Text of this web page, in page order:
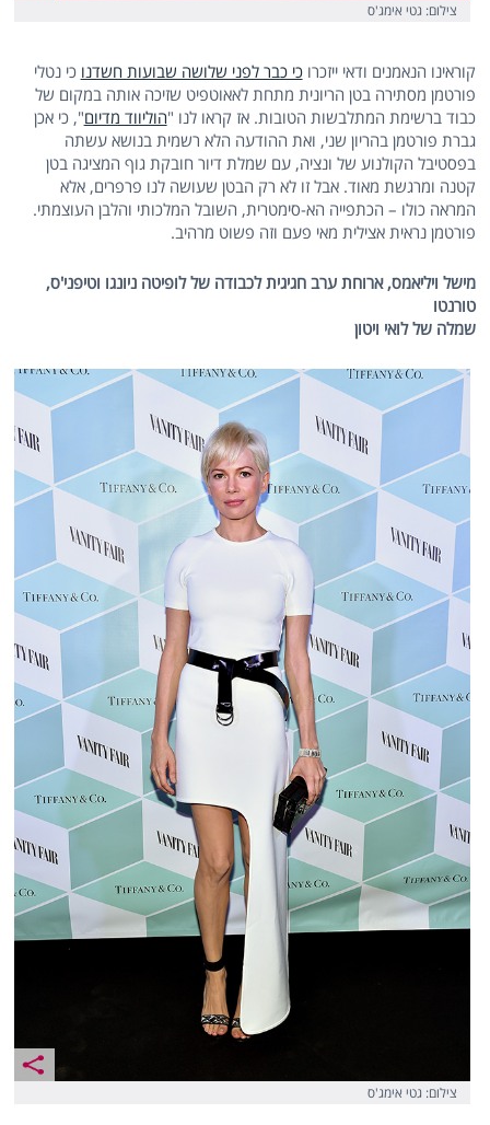
צילום: גטי אימג'ס
קוראינו הנאמנים ודאי ייזכרוכי כבר לפני שלושה שבועות חשדנו כי נטלי
פורטמן מסתירה בטן הריונית מתחת לאאוטפיט שזיכה אותה במקום של
כבוד ברשימת המתלבשות הטובות. אז קראו לנו "הוליווד מדיום", כי אכן
גברת פורטמן בהריון שני, ואת ההודעה הלא רשמית בנושא עשתה
בפסטיבל הקולנוע של ונציה, עם שמלת דיור חובקת גוף המציגה בטן
קטנה ומרגשת מאוד. אבל זו לא רק הבטן שעושה לנו פרפרים, אלא
המראה כולו – הכתפייה הא-סימטרית, השובל המלכותי והלבן העוצמתי.
פורטמן נראית אצילית מאי פעם וזה פשוט מרהיב.
מישל ויליאמס, ארוחת ערב חגיגית לכבודה של לופיטה ניונגו וטיפני'ס,
טורנטו
שמלה של לואי ויטון
צילום: גטי אימג'ס